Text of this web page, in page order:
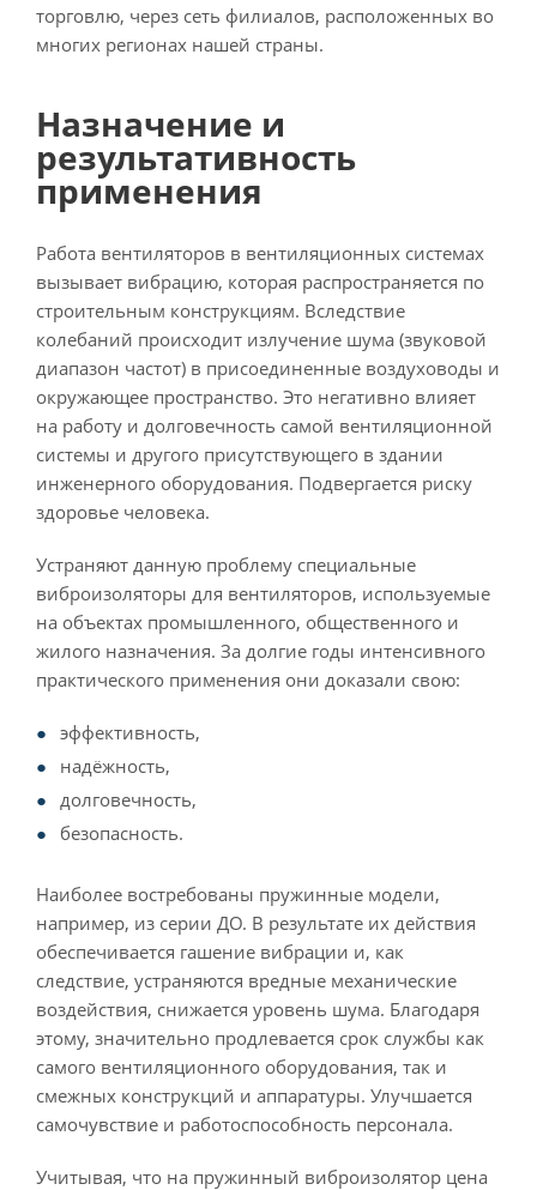
торговлю, через сеть филиалов, расположенных во
многих регионах нашей страны.
Назначение и
результативность
применения
Работа вентиляторов в вентиляционных системах
вызывает вибрацию, которая распространяется по
строительным конструкциям. Вследствие
колебаний происходит излучение шума (звуковой
диапазон частот) в присоединенные воздуховоды и
окружающее пространство. Это негативно влияет
на работу и долговечность самой вентиляционной
системы и другого присутствующего в здании
инженерного оборудования. Подвергается риску
здоровье человека.
Устраняют данную проблему специальные
виброизоляторы для вентиляторов, используемые
на объектах промышленного, общественного и
жилого назначения. За долгие годы интенсивного
практического применения они доказали свою:
эффективность,
надёжность,
долговечность,
безопасность.
Наиболее востребованы пружинные модели,
например, из серии ДО. В результате их действия
обеспечивается гашение вибрации и, как
следствие, устраняются вредные механические
воздействия, снижается уровень шума. Благодаря
этому, значительно продлевается срок службы как
самого вентиляционного оборудования, так и
смежных конструкций и аппаратуры. Улучшается
самочувствие и работоспособность персонала.
Учитывая, что на пружинный виброизолятор цена